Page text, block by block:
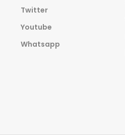
Twitter
Youtube
Whatsapp